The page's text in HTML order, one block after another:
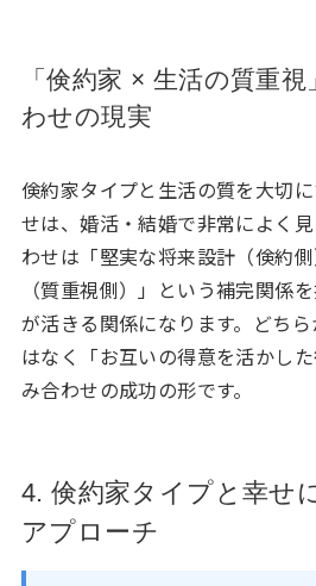
「倹約家 × 生活の質重
わせの現実
倹約家タイプと生活の質を大切
せは、婚活・結婚で非常によく
わせは「堅実な将来設計（倹約
（質重視側）」という補完関係
が活きる関係になります。どち
はなく「お互いの得意を活かし
み合わせの成功の形です。
4. 倹約家タイプと幸せ
アプローチ